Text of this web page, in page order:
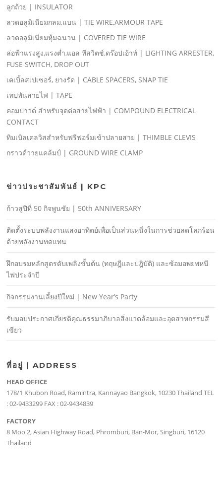
ลูกถ้วย | INSULATOR
ลวดอลูมิเนียมกลม,แบน | TIE WIRE,ARMOUR TAPE
ลวดอลูมิเนียมหุ้มฉนวน | COVERED TIE WIRE
ล่อฟ้าแรงสูง,แรงตํ่า,แอล ทีสวิตช์,ดร๊อปเอ้าท์ | LIGHTING ARRESTER,
FUSE SWITCH, DROP OUT
เคเบิ้ลสเปเซอร์, ยางรัด | CABLE SPACERS, SNAP TIE
เทปพันสายไฟ | TAPE
คอมปาวด์ สําหรับจุดต่อสายไฟฟ้า | COMPOUND ELECTRICAL
CONTACT
ทิมเบิลเคลวิสสําหรับฟรีฟอร์มเข้าปลายสาย | THIMBLE CLEVIS
กราวด์วายแคล้มป์ | GROUND WIRE CLAMP
ข่าวประชาสัมพันธ์ | KPC
ก้าวสู่ปีที่ 50 กิจพูนชัย | 50th ANNIVERSARY
ติดตั้งระบบพลังงานแสงอาทิตย์เพื่อเป็นส่วนหนึ่งในการช่วยลดโลกร้อน
ด้วยพลังงานทดแทน
ฝึกอบรมหลักสูตรดับเพลิงขั้นต้น (ทฤษฎีและปฎิบัติ) และซ้อมอพยพหนี
ไฟประจําปี
กิจกรรมงานเลี้ยงปีใหม่ | New Year’s Party
รับมอบประกาศเกียรติคุณธรรมาภิบาลสิ่งแวดล้อมและอุตสาหกรรมสี
เขียว
ที่อยู่ | ADDRESS
HEAD OFFICE
178/1 Khubon Road, Ramintra, Kannayao Bangkok, 10230 Thailand TEL
: 02-9433299 FAX : 02-9434839
FACTORY
8 Moo 2, Asian Highway Road, Phromburi, Ban-Mor, Singburi, 16120
Thailand